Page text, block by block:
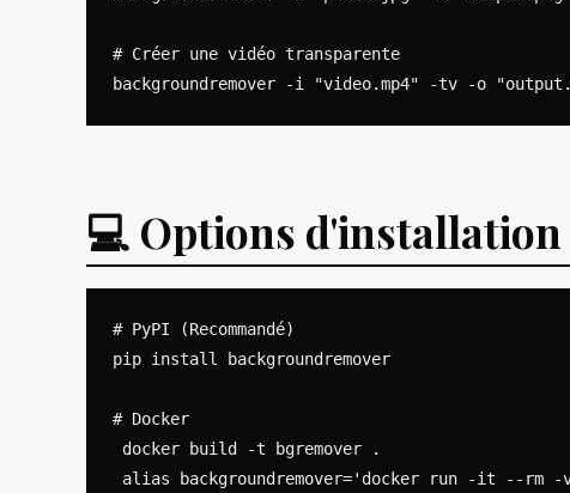
# Créer une vidéo transparente
💻 Options d'installation
# PyPI (Recommandé)
pip install backgroundremover
# Docker
docker build -t bgremover .
alias backgroundremover='docker run -it --rm